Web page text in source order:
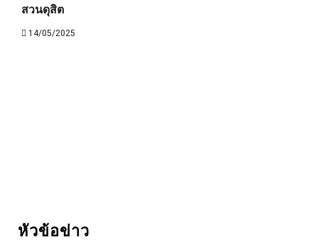
สวนดุสิต
14/05/2025
หัวข้อข่าว